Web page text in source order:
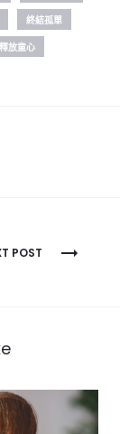
終結孤單
釋放童心
POST